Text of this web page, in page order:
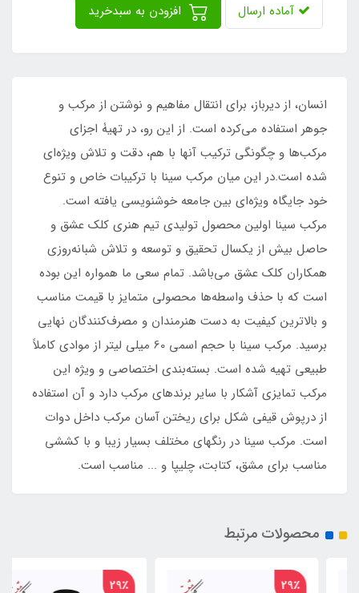
آماده ارسال
انسان، از دیرباز، برای انتقال مفاهیم و نوشتن از مرکب و
جوهر استفاده می‌کرده است. از این رو، در تهیۀ اجزای
مرکب‌ها و چگونگی ترکیب آنها با هم، دقت و تلاش ویژه‌ای
شده است.در این میان مرکب سینا با ترکیبات خاص و تنوع
خود جایگاه ویژه‌ای بین جامعه خوشنویسی یافته است.
مرکب سینا اولین محصول تولیدی تیم هنری کلک عشق و
حاصل بیش از یکسال تحقیق و توسعه و تلاش شبانه‌روزی
همکاران کلک عشق می‌باشد. تمام سعی ما همواره این بوده
است که با حذف واسطه‌ها محصولی متمایز با قیمت مناسب
و بالاترین کیفیت به دست هنرمندان و مصرف‌کنندگان نهایی
برسید. مرکب سینا با حجم اسمی 60 میلی لیتر از موادی کاملاً
طبیعی تهیه شده است. بسته‌بندی اختصاصی و ویژه این
مرکب تمایزی آشکار با سایر برندهای مرکب دارد و آن استفاده
از درپوش قیفی شکل برای ریختن آسان مرکب داخل دوات
است. مرکب سینا در رنگهای مختلف بسیار زیبا و با کششی
مناسب برای مشق، کتابت، چلیپا و ... مناسب است.
محصولات مرتبط